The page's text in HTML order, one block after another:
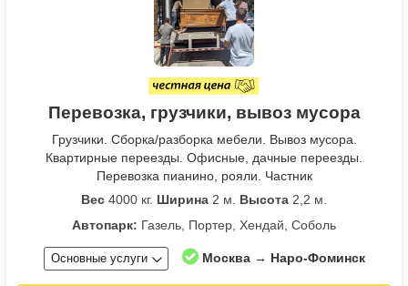
Перевозка, грузчики, вывоз мусора
Грузчики. Сборка/разборка мебели. Вывоз мусора.
Квартирные переезды. Офисные, дачные переезды.
Перевозка пианино, рояли. Частник
Вес 4000 кг. Ширина 2 м. Высота 2,2 м.
Автопарк: Газель, Портер, Хендай, Соболь
Основные услуги Москва → Наро-Фоминск